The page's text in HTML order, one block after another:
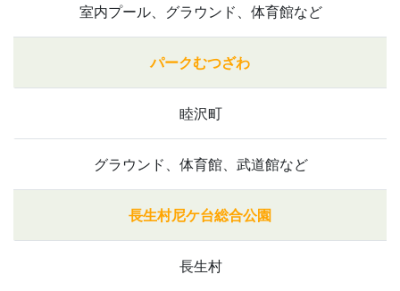
室内プール、グラウンド、体育館など
パークむつざわ
睦沢町
グラウンド、体育館、武道館など
長生村尼ケ台総合公園
長生村